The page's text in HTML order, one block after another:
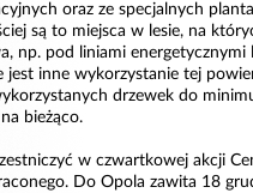
oraz ze specjalnych
są to miejsca w lesie, na
np. pod liniami energetycznymi
jest inne wykorzystanie tej
drzewek do
bieżąco.
w czwartkowej akcji
Do Opola zawita 18